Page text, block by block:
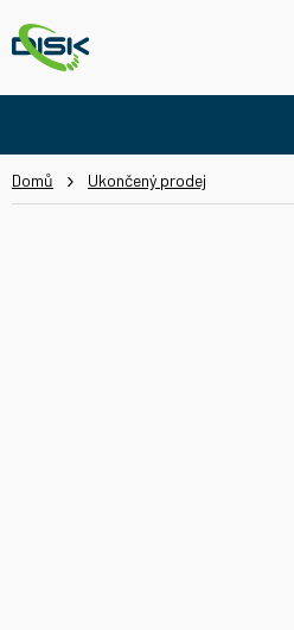
na
obsah
Domů Ukončený prodej